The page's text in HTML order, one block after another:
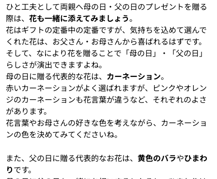
ひと工夫として両親へ母の日・父の日のプレゼントを贈る
際は、花も一緒に添えてみましょう。
花はギフトの定番中の定番ですが、気持ちを込めて選んで
くれた花は、お父さん・お母さんから喜ばれるはずです。
そして、なにより花を贈ることで「母の日」・「父の日」
らしさが演出できますよね。
母の日に贈る代表的な花は、 カーネーション。
赤いカーネーションがよく選ばれますが、ピンクやオレン
ジのカーネーションも花言葉が違うなど、それぞれのよさ
があります。
花言葉やお母さんの好きな色を考えながら、カーネーショ
ンの色を決めてみてくださいね。
また、父の日に贈る代表的なお花は、黄色のバラやひまわ
りです。